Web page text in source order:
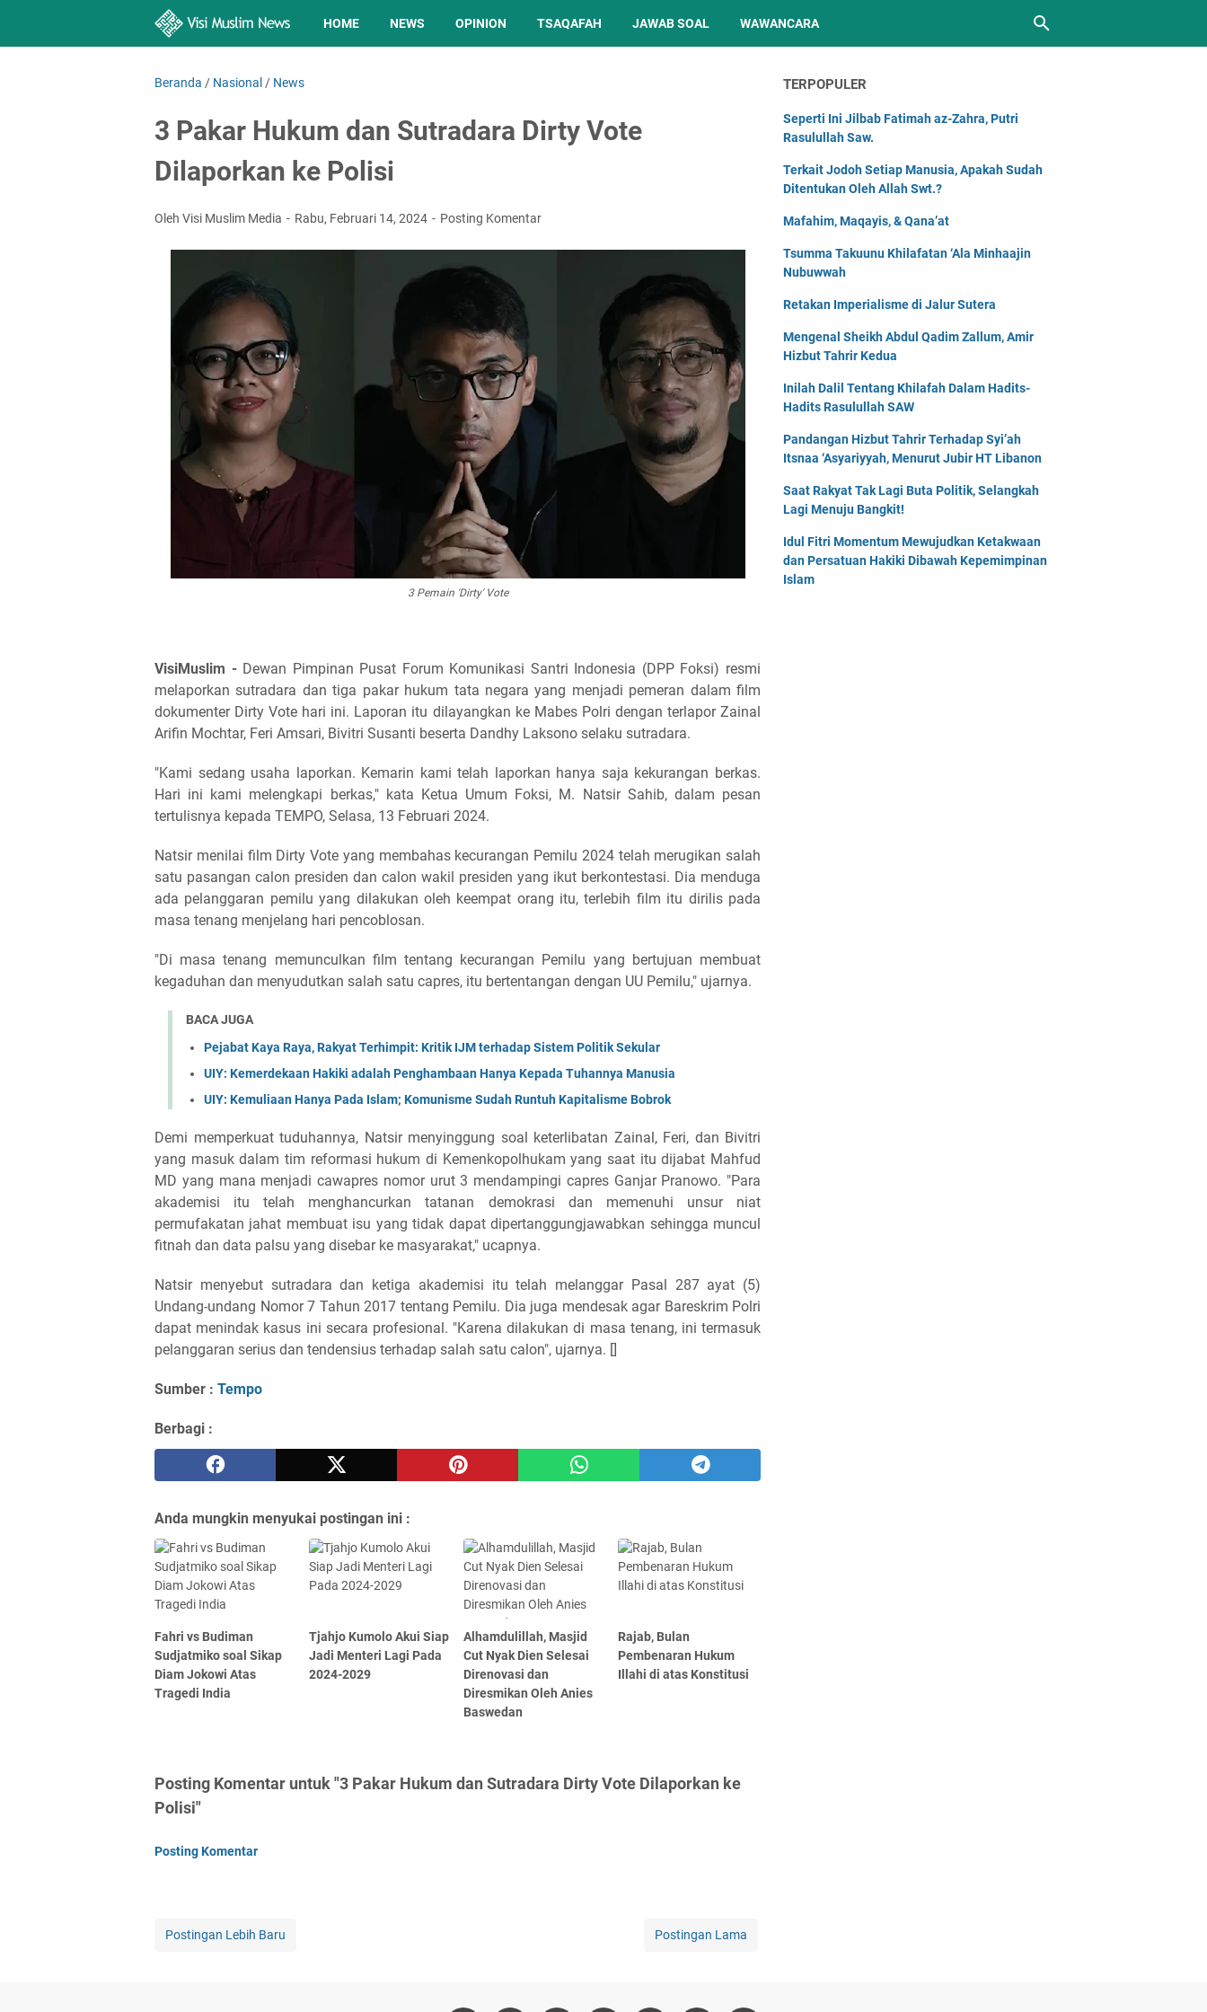
HOME NEWS OPINION TSAQAFAH JAWAB SOAL WAWANCARA
Beranda / Nasional / News
3 Pakar Hukum dan Sutradara Dirty Vote
Dilaporkan ke Polisi
Oleh Visi Muslim Media Rabu, Februari 14, 2024 Posting Komentar
3 Pemain 'Dirty' Vote
VisiMuslim - Dewan Pimpinan Pusat Forum Komunikasi Santri Indonesia (DPP Foksi) resmi
melaporkan sutradara dan tiga pakar hukum tata negara yang menjadi pemeran dalam film
dokumenter Dirty Vote hari ini. Laporan itu dilayangkan ke Mabes Polri dengan terlapor Zainal
Arifin Mochtar, Feri Amsari, Bivitri Susanti beserta Dandhy Laksono selaku sutradara.
"Kami sedang usaha laporkan. Kemarin kami telah laporkan hanya saja kekurangan berkas.
Hari ini kami melengkapi berkas," kata Ketua Umum Foksi, M. Natsir Sahib, dalam pesan
tertulisnya kepada TEMPO, Selasa, 13 Februari 2024.
Natsir menilai film Dirty Vote yang membahas kecurangan Pemilu 2024 telah merugikan salah
satu pasangan calon presiden dan calon wakil presiden yang ikut berkontestasi. Dia menduga
ada pelanggaran pemilu yang dilakukan oleh keempat orang itu, terlebih film itu dirilis pada
masa tenang menjelang hari pencoblosan.
"Di masa tenang memunculkan film tentang kecurangan Pemilu yang bertujuan membuat
kegaduhan dan menyudutkan salah satu capres, itu bertentangan dengan UU Pemilu," ujarnya.
BACA JUGA
Pejabat Kaya Raya, Rakyat Terhimpit: Kritik IJM terhadap Sistem Politik Sekular
UIY: Kemerdekaan Hakiki adalah Penghambaan Hanya Kepada Tuhannya Manusia
UIY: Kemuliaan Hanya Pada Islam; Komunisme Sudah Runtuh Kapitalisme Bobrok
Demi memperkuat tuduhannya, Natsir menyinggung soal keterlibatan Zainal, Feri, dan Bivitri
yang masuk dalam tim reformasi hukum di Kemenkopolhukam yang saat itu dijabat Mahfud
MD yang mana menjadi cawapres nomor urut 3 mendampingi capres Ganjar Pranowo. "Para
akademisi itu telah menghancurkan tatanan demokrasi dan memenuhi unsur niat
permufakatan jahat membuat isu yang tidak dapat dipertanggungjawabkan sehingga muncul
fitnah dan data palsu yang disebar ke masyarakat," ucapnya.
Natsir menyebut sutradara dan ketiga akademisi itu telah melanggar Pasal 287 ayat (5)
Undang-undang Nomor 7 Tahun 2017 tentang Pemilu. Dia juga mendesak agar Bareskrim Polri
dapat menindak kasus ini secara profesional. "Karena dilakukan di masa tenang, ini termasuk
pelanggaran serius dan tendensius terhadap salah satu calon", ujarnya. []
Sumber : Tempo
Berbagi :
Anda mungkin menyukai postingan ini :
Fahri vs Budiman
Sudjatmiko soal Sikap
Diam Jokowi Atas
Tragedi India
Tjahjo Kumolo Akui Siap
Jadi Menteri Lagi Pada
2024-2029
Alhamdulillah, Masjid
Cut Nyak Dien Selesai
Direnovasi dan
Diresmikan Oleh Anies
Baswedan
Rajab, Bulan
Pembenaran Hukum
Illahi di atas Konstitusi
Posting Komentar untuk "3 Pakar Hukum dan Sutradara Dirty Vote Dilaporkan ke
Polisi"
Posting Komentar
Postingan Lebih Baru Postingan Lama
TERPOPULER
Seperti Ini Jilbab Fatimah az-Zahra, Putri
Rasulullah Saw.
Terkait Jodoh Setiap Manusia, Apakah Sudah
Ditentukan Oleh Allah Swt.?
Mafahim, Maqayis, & Qana’at
Tsumma Takuunu Khilafatan ‘Ala Minhaajin
Nubuwwah
Retakan Imperialisme di Jalur Sutera
Mengenal Sheikh Abdul Qadim Zallum, Amir
Hizbut Tahrir Kedua
Inilah Dalil Tentang Khilafah Dalam Hadits-
Hadits Rasulullah SAW
Pandangan Hizbut Tahrir Terhadap Syi’ah
Itsnaa ‘Asyariyyah, Menurut Jubir HT Libanon
Saat Rakyat Tak Lagi Buta Politik, Selangkah
Lagi Menuju Bangkit!
Idul Fitri Momentum Mewujudkan Ketakwaan
dan Persatuan Hakiki Dibawah Kepemimpinan
Islam